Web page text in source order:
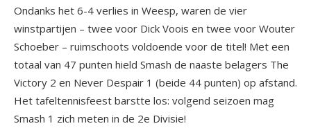
Ondanks het 6-4 verlies in Weesp, waren de vier
winstpartijen – twee voor Dick Voois en twee voor Wouter
Schoeber – ruimschoots voldoende voor de titel! Met een
totaal van 47 punten hield Smash de naaste belagers The
Victory 2 en Never Despair 1 (beide 44 punten) op afstand.
Het tafeltennisfeest barstte los: volgend seizoen mag
Smash 1 zich meten in de 2e Divisie!